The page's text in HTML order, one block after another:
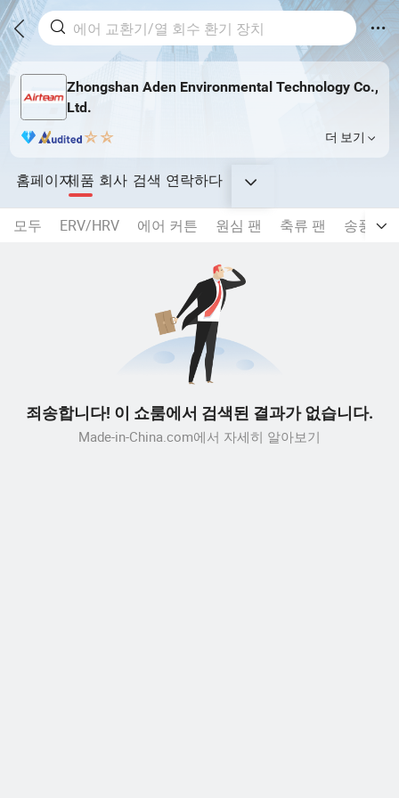
Zhongshan Aden Environmental Technology Co.,
Ltd.
더 보기
홈페이지제품 회사 검색 연락하다
모두 ERV/HRV 에어 커튼 원심 팬 축류 팬 송풍기
죄송합니다! 이 쇼룸에서 검색된 결과가 없습니다.
Made-in-China.com에서 자세히 알아보기